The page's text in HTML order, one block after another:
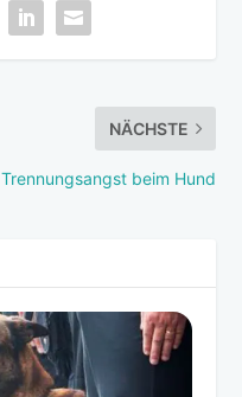
NÄCHSTE
Trennungsangst beim Hund